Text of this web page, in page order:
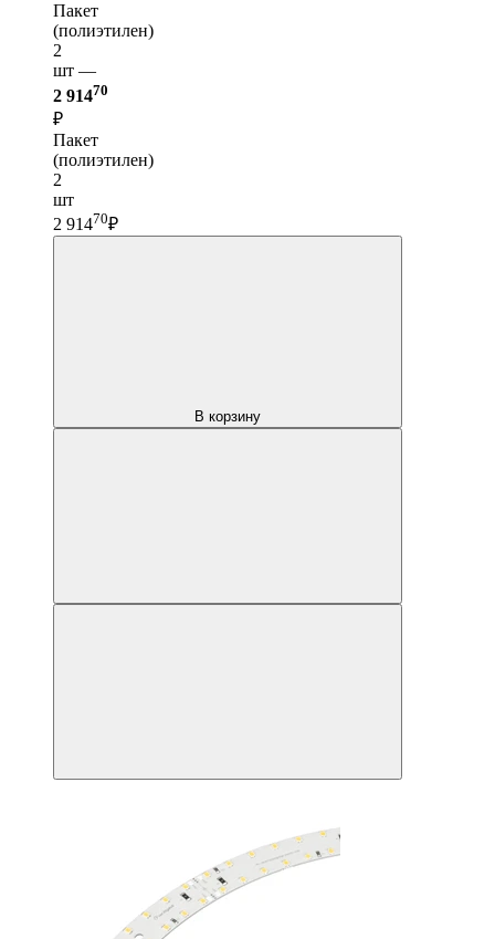
Пакет
(полиэтилен)
2
шт —
2 91470
₽
Пакет
(полиэтилен)
2
шт
2 91470₽
В корзину